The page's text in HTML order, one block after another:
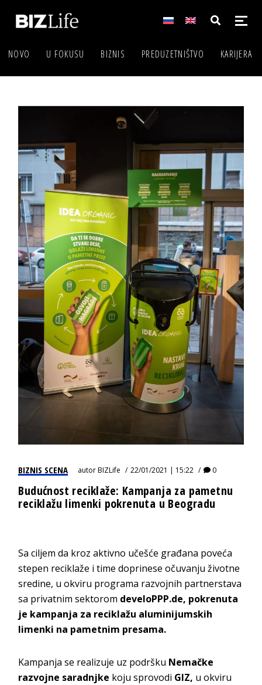
NOVO U FOKUSU BIZNIS PREDUZETNIŠTVO KARIJERA
BIZNIS SCENA autorBIZLife 22/01/2021 | 15:22 0
Budućnost reciklaže: Kampanja za pametnu
reciklažu limenki pokrenuta u Beogradu
Sa ciljem da kroz aktivno učešće građana poveća
stepen reciklaže i time doprinese očuvanju životne
sredine, u okviru programa razvojnih partnerstava
sa privatnim sektorom develoPPP.de, pokrenuta
je kampanja za reciklažu aluminijumskih
limenki na pametnim presama.
Kampanja se realizuje uz podršku Nemačke
razvojne saradnjke koju sprovodi GIZ, u okviru